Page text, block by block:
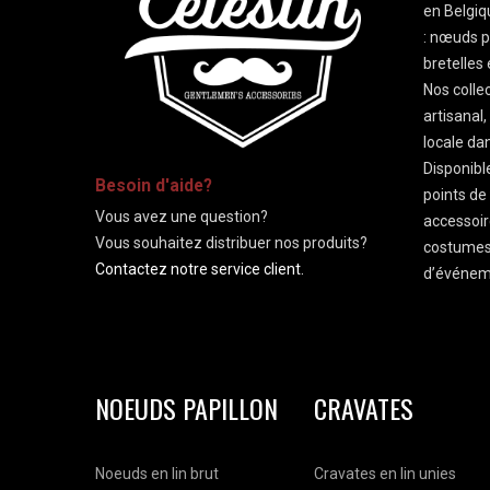
Besoin d'aide?
Vous avez une question?
Vous souhaitez distribuer nos produits?
Contactez notre service client.
en
: nœuds
bretelles
Nos
locale
points de
NOEUDS PAPILLON
Noeuds en lin brut
CRAVATES
Cravates en lin unies